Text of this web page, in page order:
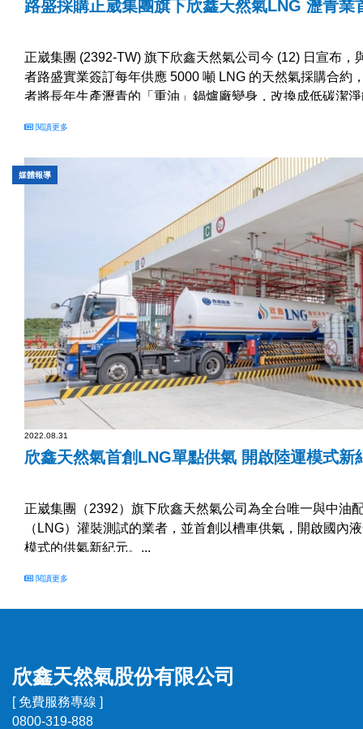
路盛採購正崴集團旗下欣鑫天然氣LNG 瀝青業
正崴集團 (2392-TW) 旗下欣鑫天然氣公司今 (12) 日宣布，
者路盛實業簽訂每年供應 5000 噸 LNG 的天然氣採購合約
者將長年生產瀝青的「重油」鍋爐廠變身，改換成低碳潔
工廠轉型。 欣鑫天然氣董事長廖桂隆指出，我國能源轉型
氣、展綠、非核」的潔淨能源發展為原則，兼顧電力穩定和
閱讀更多
媒體報導
2022.08.31
欣鑫天然氣首創LNG單點供氣 開啟陸運模式新
正崴集團（2392）旗下欣鑫天然氣公司為全台唯一與中油
（LNG）灌裝測試的業者，並首創以槽車供氣，開啟國內
模式的供氣新紀元。...
閱讀更多
欣鑫天然氣股份有限公司
[ 免費服務專線 ]
0800-319-888